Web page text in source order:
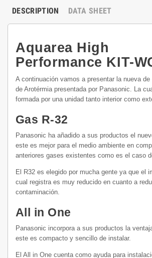
DESCRIPTION DATA SHEET
Aquarea High
Performance KIT-
A continuación vamos a presentar la nueva
de Arotérmia presentada por Panasonic. La
formada por una unidad tanto interior como
Gas R-32
Panasonic ha añadido a sus productos el
este es mejor para el medio ambiente en
anteriores gases existentes como es el caso
El R32 es elegido por mucha gente ya que el
cual registra es muy reducido en cuanto a
contaminación.
All in One
Panasonic incorpora a sus productos la
este es compacto y sencillo de instalar.
El All in One cuenta como ayuda para